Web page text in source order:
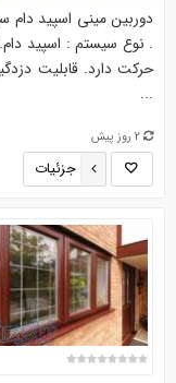
...
2 روز پیش
جزئیات